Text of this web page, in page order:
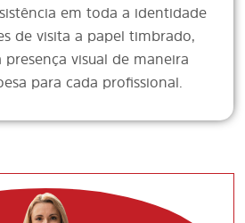
em toda a identidade
de visita a papel timbrado,
visual de maneira
para cada profissional.